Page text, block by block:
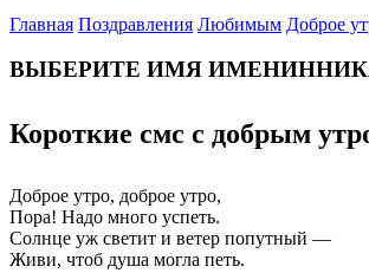
Главная Поздравления Любимым Доброе
ВЫБЕРИТЕ ИМЯ
Короткие смс с добрым
Доброе утро, доброе утро,
Пора! Надо много успеть.
Солнце уж светит и ветер попутный —
Живи, чтоб душа могла петь.